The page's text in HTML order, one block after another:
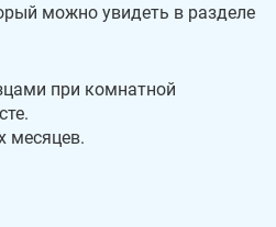
можно увидеть в разделе
при комнатной
месяцев.